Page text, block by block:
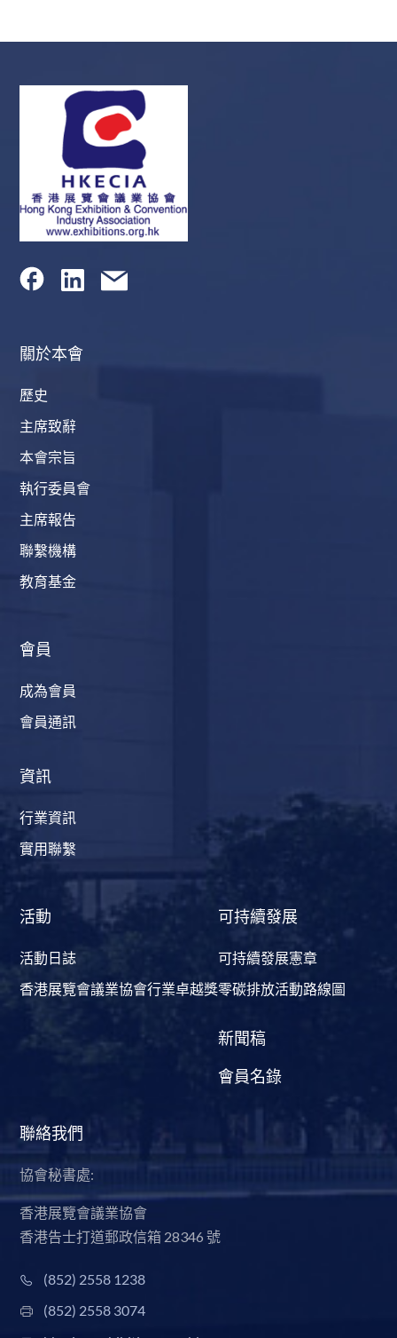
關於本會
歷史
主席致辭
本會宗旨
執行委員會
主席報告
聯繫機構
教育基金
會員
成為會員
會員通訊
資訊
行業資訊
實用聯繫
活動
活動日誌
香港展覽會議業協會行業卓越獎
可持續發展
可持續發展憲章
零碳排放活動路線圖
新聞稿
會員名錄
聯絡我們
協會秘書處:
香港展覽會議業協會
香港告士打道郵政信箱 28346 號
(852) 2558 1238
(852) 2558 3074